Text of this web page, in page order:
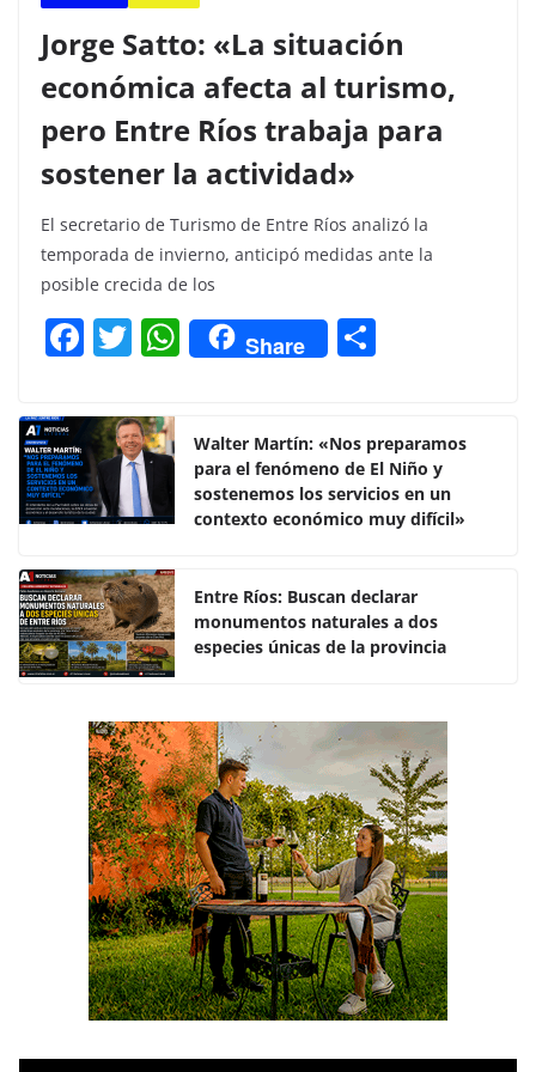
Jorge Satto: «La situación
económica afecta al turismo,
pero Entre Ríos trabaja para
sostener la actividad»
El secretario de Turismo de Entre Ríos analizó la
temporada de invierno, anticipó medidas ante la
posible crecida de los
F
c
e
b
o
o
k
T
itt
er
W
h
s
A
p
Share
p
ar
tir
Walter Martín: «Nos preparamos
para el fenómeno de El Niño y
sostenemos los servicios en un
contexto económico muy difícil»
Entre Ríos: Buscan declarar
monumentos naturales a dos
especies únicas de la provincia